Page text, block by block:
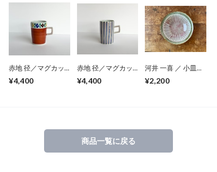
赤地 径／マグカッ
¥4,400
赤地 径／マグカッ
¥4,400
河井 一喜 ／ 小皿
¥2,200
商品一覧に戻る